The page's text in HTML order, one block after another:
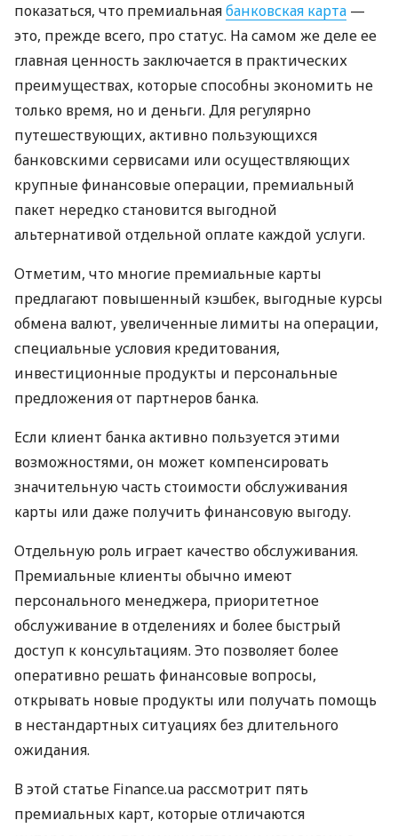
показаться, что премиальнаябанковская карта —
это, прежде всего, про статус. На самом же деле ее
главная ценность заключается в практических
преимуществах, которые способны экономить не
только время, но и деньги. Для регулярно
путешествующих, активно пользующихся
банковскими сервисами или осуществляющих
крупные финансовые операции, премиальный
пакет нередко становится выгодной
альтернативой отдельной оплате каждой услуги.
Отметим, что многие премиальные карты
предлагают повышенный кэшбек, выгодные курсы
обмена валют, увеличенные лимиты на операции,
специальные условия кредитования,
инвестиционные продукты и персональные
предложения от партнеров банка.
Если клиент банка активно пользуется этими
возможностями, он может компенсировать
значительную часть стоимости обслуживания
карты или даже получить финансовую выгоду.
Отдельную роль играет качество обслуживания.
Премиальные клиенты обычно имеют
персонального менеджера, приоритетное
обслуживание в отделениях и более быстрый
доступ к консультациям. Это позволяет более
оперативно решать финансовые вопросы,
открывать новые продукты или получать помощь
в нестандартных ситуациях без длительного
ожидания.
В этой статье Finance.ua рассмотрит пять
премиальных карт, которые отличаются